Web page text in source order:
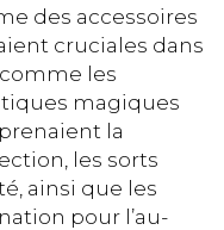
des accessoires
cruciales dans
les
magiques
la
les sorts
ainsi que les
pour l’au-